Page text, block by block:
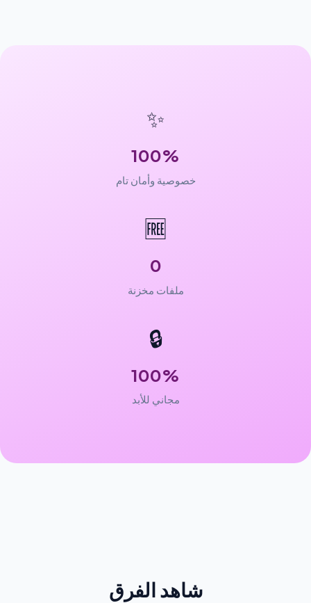
✨
100%
خصوصية وأمان تام
🆓
0
ملفات مخزنة
🔒
100%
مجاني للأبد
شاهد الفرق